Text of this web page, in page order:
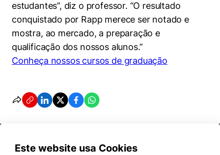
estudantes”, diz o professor. “O resultado
conquistado por Rapp merece ser notado e
mostra, ao mercado, a preparação e
qualificação dos nossos alunos.”
Conheça nossos cursos de graduação
Este website usa Cookies